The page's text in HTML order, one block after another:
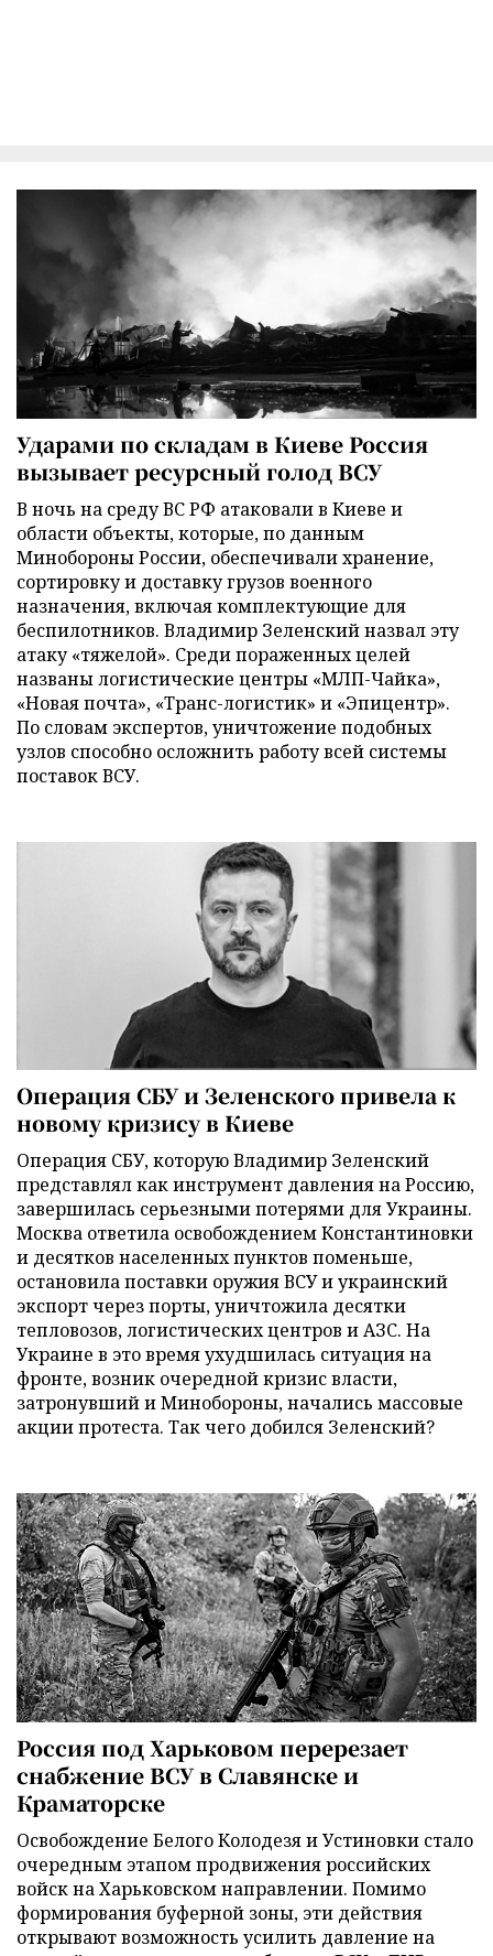
Ударами по складам в Киеве Россия
вызывает ресурсный голод ВСУ
В ночь на среду ВС РФ атаковали в Киеве и
области объекты, которые, по данным
Минобороны России, обеспечивали хранение,
сортировку и доставку грузов военного
назначения, включая комплектующие для
беспилотников. Владимир Зеленский назвал эту
атаку «тяжелой». Среди пораженных целей
названы логистические центры «МЛП-Чайка»,
«Новая почта», «Транс-логистик» и «Эпицентр».
По словам экспертов, уничтожение подобных
узлов способно осложнить работу всей системы
поставок ВСУ.
Операция СБУ и Зеленского привела к
новому кризису в Киеве
Операция СБУ, которую Владимир Зеленский
представлял как инструмент давления на Россию,
завершилась серьезными потерями для Украины.
Москва ответила освобождением Константиновки
и десятков населенных пунктов поменьше,
остановила поставки оружия ВСУ и украинский
экспорт через порты, уничтожила десятки
тепловозов, логистических центров и АЗС. На
Украине в это время ухудшилась ситуация на
фронте, возник очередной кризис власти,
затронувший и Минобороны, начались массовые
акции протеста. Так чего добился Зеленский?
Россия под Харьковом перерезает
снабжение ВСУ в Славянске и
Краматорске
Освобождение Белого Колодезя и Устиновки стало
очередным этапом продвижения российских
войск на Харьковском направлении. Помимо
формирования буферной зоны, эти действия
открывают возможность усилить давление на